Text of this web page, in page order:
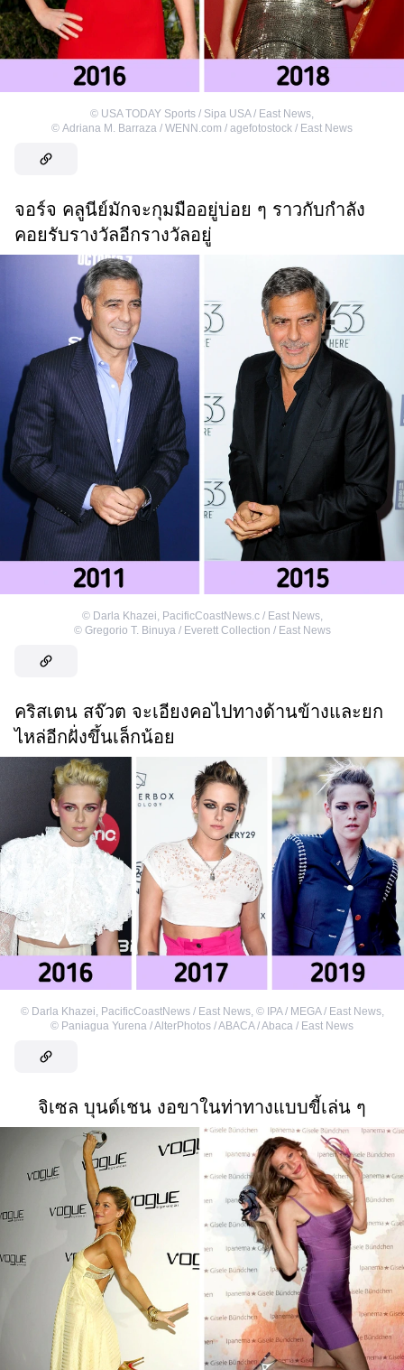
© USA TODAY Sports / Sipa USA / East News,
© Adriana M. Barraza / WENN.com / agefotostock / East News
จอร์จ คลูนีย์มักจะกุมมืออยู่บ่อย ๆ ราวกับกำลัง
คอยรับรางวัลอีกรางวัลอยู่
© Darla Khazei, PacificCoastNews.c / East News,
© Gregorio T. Binuya / Everett Collection / East News
คริสเตน สจ๊วต จะเอียงคอไปทางด้านข้างและยก
ไหล่อีกฝั่งขึ้นเล็กน้อย
© Darla Khazei, PacificCoastNews / East News, © IPA / MEGA / East News,
© Paniagua Yurena / AlterPhotos / ABACA / Abaca / East News
จิเซล บุนด์เชน งอขาในท่าทางแบบขี้เล่น ๆ